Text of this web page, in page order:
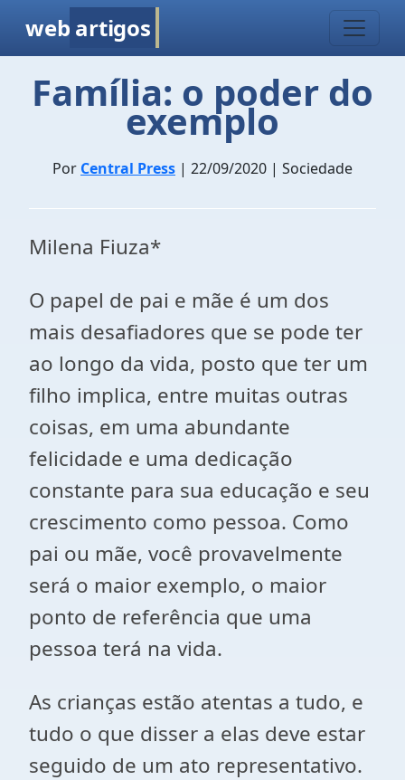
web artigos
Família: o poder do
exemplo
Por Central Press | 22/09/2020 | Sociedade
Milena Fiuza*
O papel de pai e mãe é um dos
mais desafiadores que se pode ter
ao longo da vida, posto que ter um
filho implica, entre muitas outras
coisas, em uma abundante
felicidade e uma dedicação
constante para sua educação e seu
crescimento como pessoa. Como
pai ou mãe, você provavelmente
será o maior exemplo, o maior
ponto de referência que uma
pessoa terá na vida.
As crianças estão atentas a tudo, e
tudo o que disser a elas deve estar
seguido de um ato representativo.